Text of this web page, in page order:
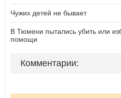
Чужих детей не бывает
В Тюмени пытались убить или
помощи
Комментарии: